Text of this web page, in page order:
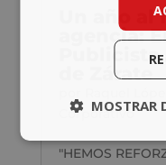
Un año al
agencia:
Publicista
de Zárate
Corporativo
"HEMOS
MOSTRAR